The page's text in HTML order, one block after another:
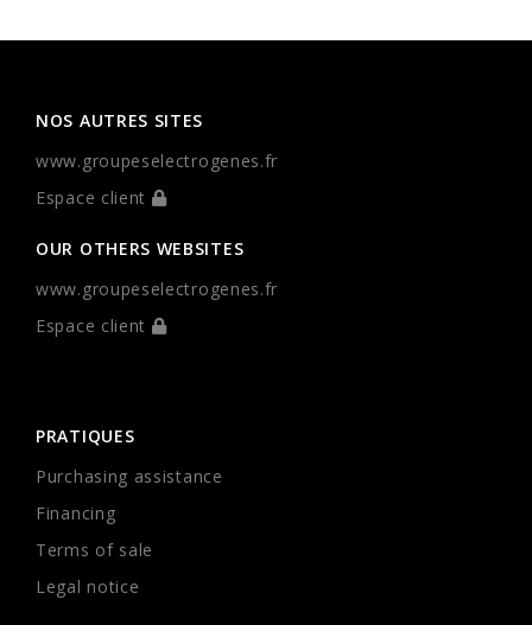
NOS AUTRES SITES
www.groupeselectrogenes.fr
Espace client
OUR OTHERS WEBSITES
www.groupeselectrogenes.fr
Espace client
PRATIQUES
Purchasing assistance
Financing
Terms of sale
Legal notice